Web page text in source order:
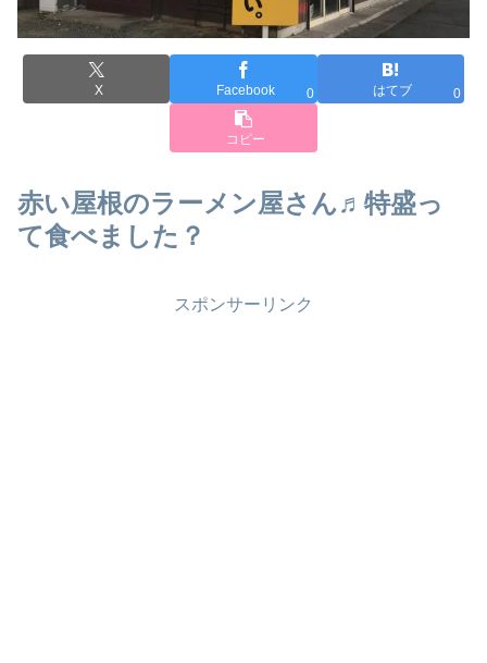
X Facebook 0 はてブ 0
コピー
赤い屋根のラーメン屋さん♬特盛っ
て食べました？
スポンサーリンク